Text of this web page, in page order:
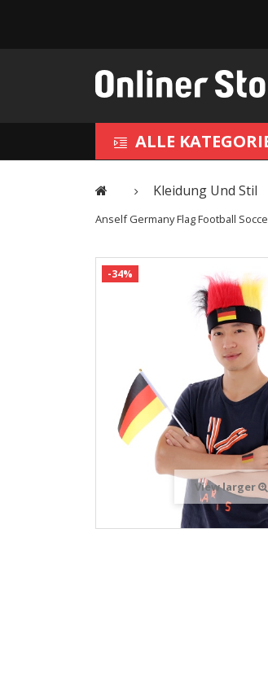
ALLE
Kleidung Und Stil
Anself Germany Flag Football
-34%
View larger